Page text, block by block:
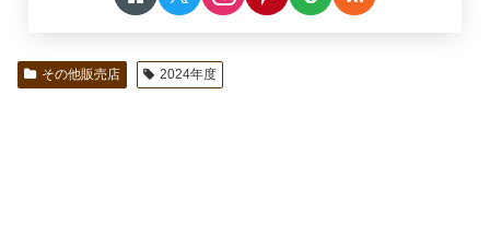
その他販売店 2024年度